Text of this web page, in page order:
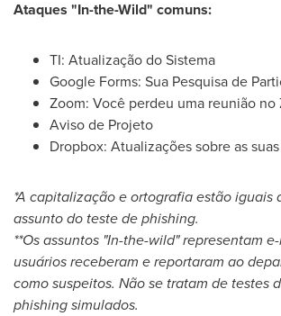
Ataques "In-the-Wild" comuns:
TI: Atualização do Sistema
Google Forms: Sua Pesquisa de
Zoom: Você perdeu uma reunião no
Aviso de Projeto
Dropbox: Atualizações sobre as
*A capitalização e ortografia estão iguais
assunto do teste de phishing.
**Os assuntos "In-the-wild" representam
usuários receberam e reportaram ao
como suspeitos. Não se tratam de testes
phishing simulados.